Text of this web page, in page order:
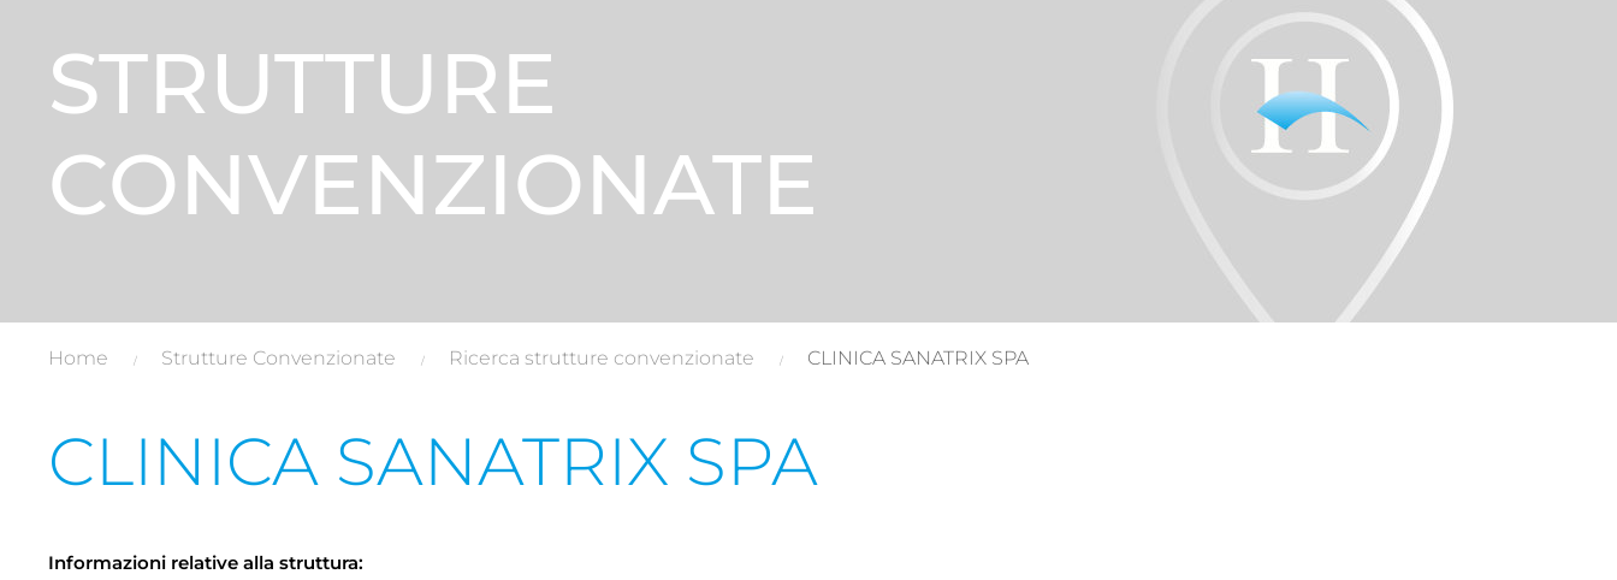
STRUTTURE
CONVENZIONATE
Home Strutture Convenzionate Ricerca strutture convenzionate CLINICA SANATRIX SPA
CLINICA SANATRIX SPA
Informazioni relative alla struttura: